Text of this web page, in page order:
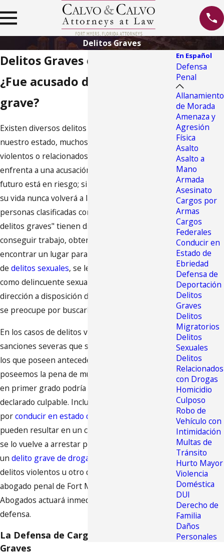
Delitos Graves
Delitos Graves en Fort Myers
¿Fue acusado de un delito
grave?
Existen diversos delitos graves en los libros en
nuestro estado, muchos de ellos son delitos
violentos o relacionados con armas. Cuando se
enfrenta a una acusación por un delito grave, su
futuro está en riesgo; si es declarado culpable,
su vida nunca volverá a la normalidad. Aquellas
personas clasificadas como "condenadas por
delitos graves" tienen dificultades para
conseguir trabajo, obtener préstamos o incluso
encontrar un lugar para vivir. En casos graves
de delitos sexuales, se le pedirá que se registre
como delincuente sexual con su imagen y su
dirección a disposición de cualquier persona que
se preocupe por buscarlo.
En los casos de delitos violentos, Florida tiene
sanciones severas que son aún mayores para
los que poseen antecedentes penales. Todavía
poseemos la pena de muerte, y por asesinato
en primer grado podría perder la vida si es
declarado culpable. Incluso suficientes condenas
porconducir en estado de ebriedad (DUI)
pueden resultar en un cargo de delito grave si
se lo vuelve a arrestar por ello. Si se enfrenta a
un delito grave de drogas
delitos violentos u otro delito grave, un
abogado penal de Fort Myers de Calvo y Calvo,
Abogados actuará inmediatamente en su
defensa.
La Defensa de Cargos por Delitos
Graves
En Español
Defensa
Penal
Allanamiento
de Morada
Amenaza y
Agresión
Física
Asalto
Asalto a
Mano
Armada
Asesinato
Cargos por
Armas
Cargos
Federales
Conducir en
Estado de
Ebriedad
Defensa de
Deportación
Delitos
Graves
Delitos
Migratorios
Delitos
Sexuales
Delitos
Relacionados
con Drogas
Homicidio
Culposo
Robo de
Vehículo con
Intimidación
Multas de
Tránsito
Hurto Mayor
Violencia
Doméstica
DUI
Derecho de
Familia
Daños
Personales